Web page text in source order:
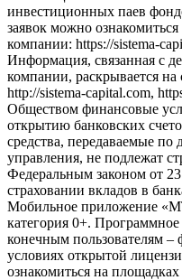
инвестиционных паев
заявок можно
компании: https://sistema-
Информация, связанная с
компании, раскрывается на
http://sistema-capital.com,
Обществом финансовые
открытию банковских
средства, передаваемые по
управления, не подлежат
Федеральным законом от
страховании вкладов в
Мобильное приложение
категория 0+. Программное
конечным пользователям –
условиях открытой
ознакомиться на площадках